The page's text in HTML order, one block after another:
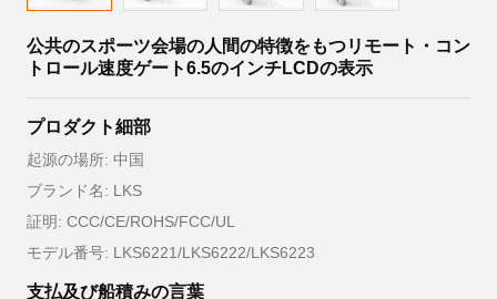
公共のスポーツ会場の人間の特徴をもつリモート・コン
トロール速度ゲート6.5のインチLCDの表示
プロダクト細部
起源の場所: 中国
ブランド名: LKS
証明: CCC/CE/ROHS/FCC/UL
モデル番号: LKS6221/LKS6222/LKS6223
支払及び船積みの言葉